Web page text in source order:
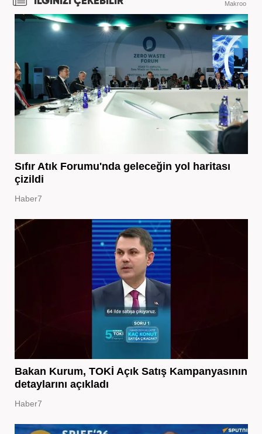
Makroo
Sıfır Atık Forumu'nda geleceğin yol haritası
çizildi
Haber7
Bakan Kurum, TOKİ Açık Satış Kampanyasının
detaylarını açıkladı
Haber7